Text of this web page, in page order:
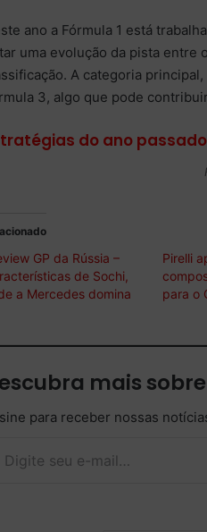
ano a Fórmula 1 está
uma evolução da pista entre
A categoria
3, algo que pode
do ano passado
GP da Rússia –
de Sochi,
a Mercedes domina
Pirelli
para o
mais
para receber nossas